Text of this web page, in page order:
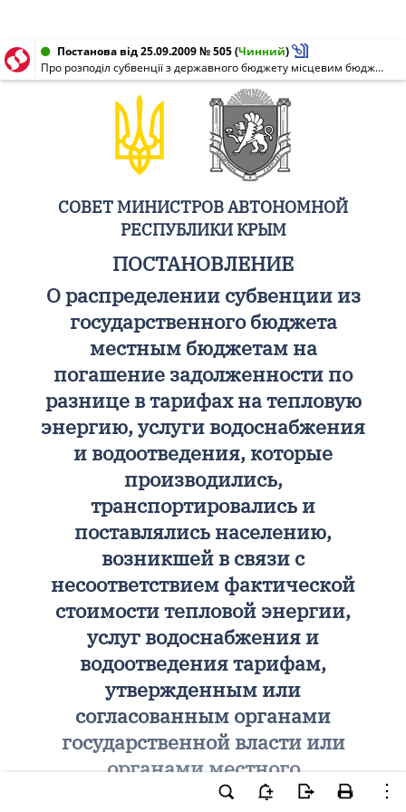
Постанова від 25.09.2009 № 505(Чинний)
Про розподіл субвенції з державного бюджету місцевим бюджетам на погашення заборгованості з різниці у тарифах на теплову енергію, послуги водопостачання та водовідведення, які вироблялися, транспортувалися та постачалися населенню, яка виникла у зв'язку з невідповідністю фактичній вартості теплової енергії, послуг водопостачання та водовідведення тарифам, затвердженим або узгодженим органами державної влади або органами місцевого самоврядування
СОВЕТ МИНИСТРОВ АВТОНОМНОЙ
РЕСПУБЛИКИ КРЫМ
ПОСТАНОВЛЕНИЕ
О распределении субвенции из
государственного бюджета
местным бюджетам на
погашение задолженности по
разнице в тарифах на тепловую
энергию, услуги водоснабжения
и водоотведения, которые
производились,
транспортировались и
поставлялись населению,
возникшей в связи с
несоответствием фактической
стоимости тепловой энергии,
услуг водоснабжения и
водоотведения тарифам,
утвержденным или
согласованным органами
государственной власти или
органами местного
самоуправления